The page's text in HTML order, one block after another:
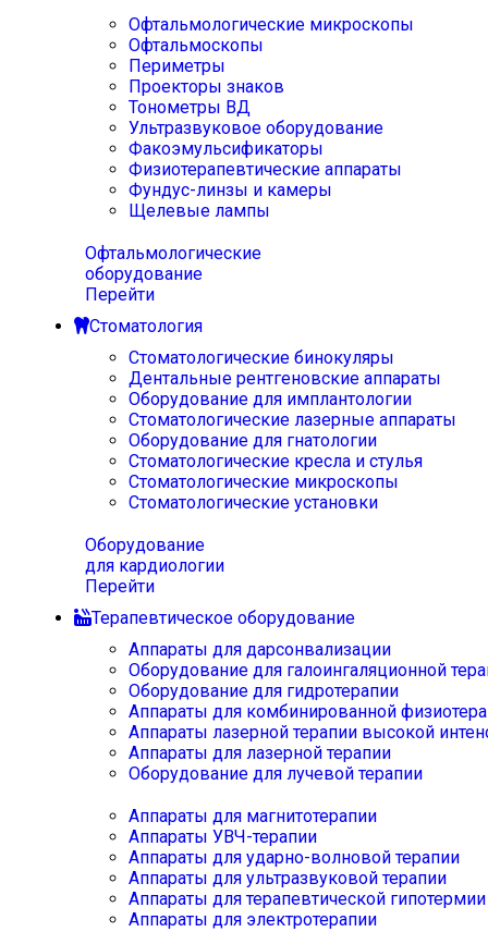
Офтальмологические микроскопы
Офтальмоскопы
Периметры
Проекторы знаков
Тонометры ВД
Ультразвуковое оборудование
Факоэмульсификаторы
Физиотерапевтические аппараты
Фундус-линзы и камеры
Щелевые лампы
Офтальмологические
оборудование
Перейти
Стоматология
Стоматологические бинокуляры
Дентальные рентгеновские аппараты
Оборудование для имплантологии
Стоматологические лазерные аппараты
Оборудование для гнатологии
Стоматологические кресла и стулья
Стоматологические микроскопы
Стоматологические установки
Оборудование
для кардиологии
Перейти
Терапевтическое оборудование
Аппараты для дарсонвализации
Оборудование для галоингаляционной
Оборудование для гидротерапии
Аппараты для комбинированной
Аппараты лазерной терапии высокой
Аппараты для лазерной терапии
Оборудование для лучевой терапии
Аппараты для магнитотерапии
Аппараты УВЧ-терапии
Аппараты для ударно-волновой терапии
Аппараты для ультразвуковой терапии
Аппараты для терапевтической
Аппараты для электротерапии